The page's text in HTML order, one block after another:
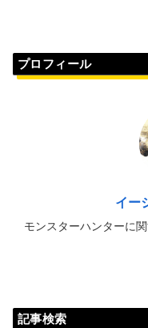
プロフィール
イー
モンスターハンターに
記事検索